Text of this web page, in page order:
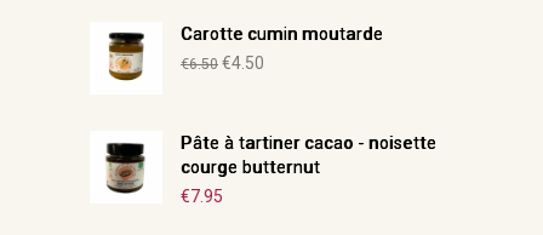
Carotte cumin moutarde
€6.50 Le
était :
€6.50.
€4.50
est :
€4.50.
Pâte à tartiner cacao - noisette
courge butternut
€7.95